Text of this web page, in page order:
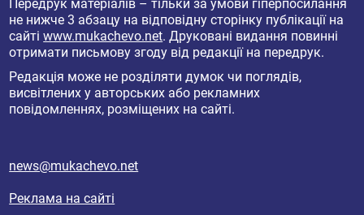
Передрук матеріалів – тільки за умови гіперпосилання
не нижче 3 абзацу на відповідну сторінку публікації на
сайтіwww.mukachevo.net. Друковані видання повинні
отримати письмову згоду від редакції на передрук.
Редакція може не розділяти думок чи поглядів,
висвітлених у авторських або рекламних
повідомленнях, розміщених на сайті.
news@mukachevo.net
Реклама на сайті